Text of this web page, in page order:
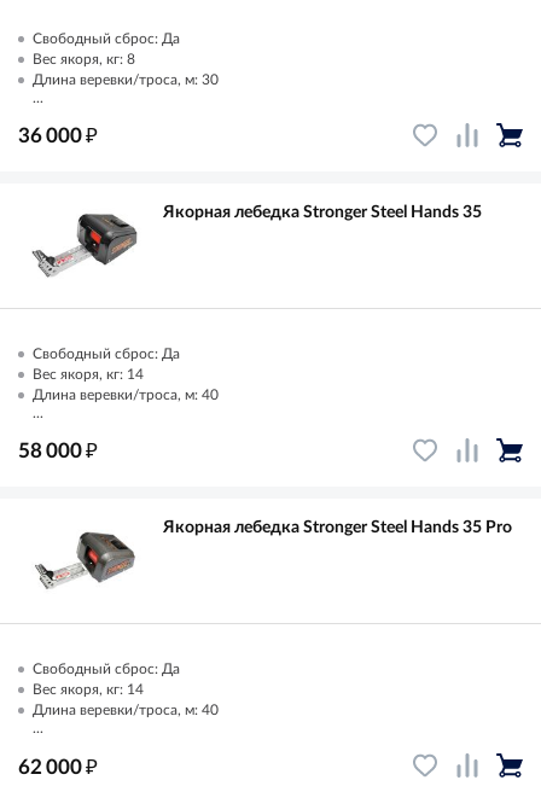
Свободный сброс: Да
Вес якоря, кг: 8
Длина веревки/троса, м: 30
...
36 000₽
Якорная лебедка Stronger Steel Hands 35
Свободный сброс: Да
Вес якоря, кг: 14
Длина веревки/троса, м: 40
...
58 000₽
Якорная лебедка Stronger Steel Hands 35 Pro
Свободный сброс: Да
Вес якоря, кг: 14
Длина веревки/троса, м: 40
...
62 000₽